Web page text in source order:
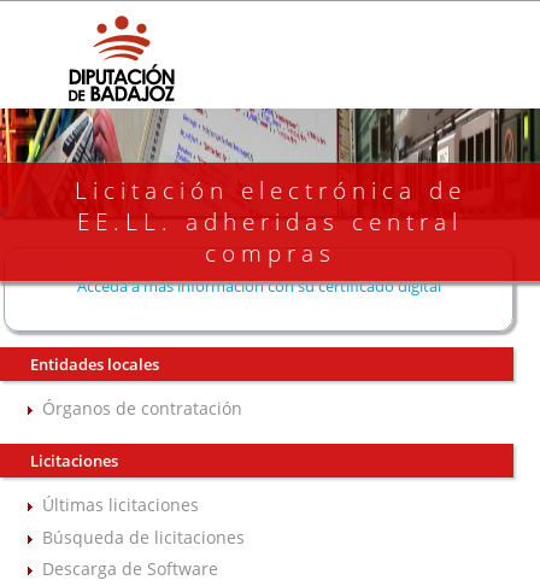
Licitación electrónica de
EE.LL. adheridas central
compras
Acceda a más información con su certificado digital
Entidades locales
Órganos de contratación
Licitaciones
Últimas licitaciones
Búsqueda de licitaciones
Descarga de Software